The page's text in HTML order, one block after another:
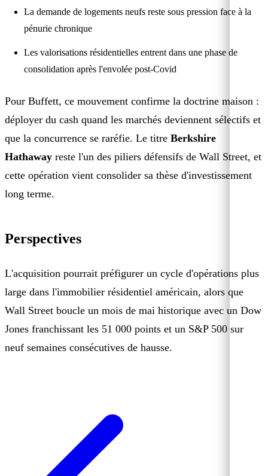
La demande de logements neufs reste sous pression face à la
pénurie chronique
Les valorisations résidentielles entrent dans une phase de
consolidation après l'envolée post-Covid
Pour Buffett, ce mouvement confirme la doctrine maison :
déployer du cash quand les marchés deviennent sélectifs et
que la concurrence se raréfie. Le titre Berkshire
Hathaway reste l'un des piliers défensifs de Wall Street, et
cette opération vient consolider sa thèse d'investissement
long terme.
Perspectives
L'acquisition pourrait préfigurer un cycle d'opérations plus
large dans l'immobilier résidentiel américain, alors que
Wall Street boucle un mois de mai historique avec un Dow
Jones franchissant les 51 000 points et un S&P 500 sur
neuf semaines consécutives de hausse.